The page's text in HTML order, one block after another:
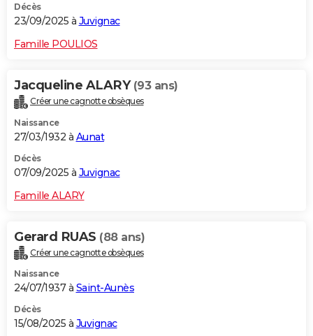
Décès
23/09/2025 à Juvignac
Famille POULIOS
Jacqueline ALARY (93 ans)
Créer une cagnotte obsèques
Naissance
27/03/1932 à Aunat
Décès
07/09/2025 à Juvignac
Famille ALARY
Gerard RUAS (88 ans)
Créer une cagnotte obsèques
Naissance
24/07/1937 à Saint-Aunès
Décès
15/08/2025 à Juvignac